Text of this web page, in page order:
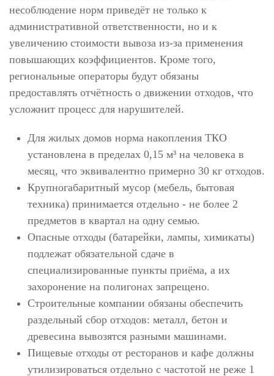
несоблюдение норм приведёт не только к
административной ответственности, но и к
увеличению стоимости вывоза из-за применения
повышающих коэффициентов. Кроме того,
региональные операторы будут обязаны
предоставлять отчётность о движении отходов, что
усложнит процесс для нарушителей.
Для жилых домов норма накопления ТКО
установлена в пределах 0,15 м³ на человека в
месяц, что эквивалентно примерно 30 кг отходов.
Крупногабаритный мусор (мебель, бытовая
техника) принимается отдельно - не более 2
предметов в квартал на одну семью.
Опасные отходы (батарейки, лампы, химикаты)
подлежат обязательной сдаче в
специализированные пункты приёма, а их
захоронение на полигонах запрещено.
Строительные компании обязаны обеспечить
раздельный сбор отходов: металл, бетон и
древесина вывозятся разными машинами.
Пищевые отходы от ресторанов и кафе должны
утилизироваться отдельно с частотой не реже 1